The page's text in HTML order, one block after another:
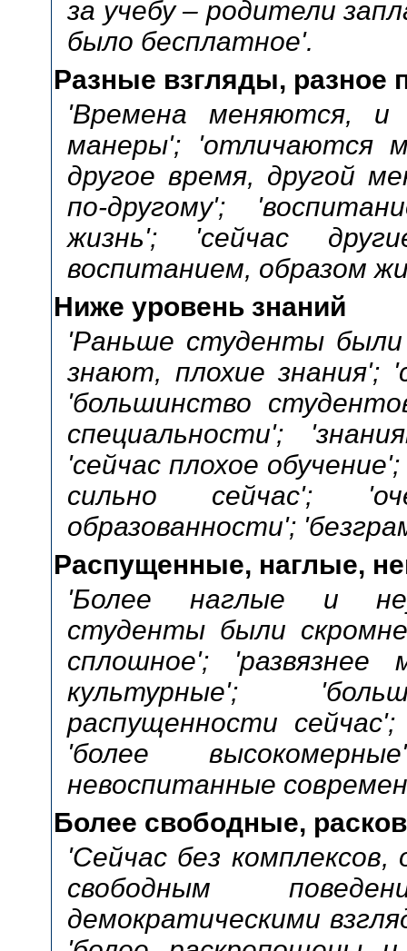
за учебу – родители
было бесплатное'.
Разные взгляды, разное
'Времена меняются, и
манеры'; 'отличаются
другое время, другой
по-другому';
жизнь'; 'сейчас
воспитанием, образом
Ниже уровень знаний
'Раньше студенты были
знают, плохие знания';
'большинство
специальности';
'сейчас плохое
сильно сейчас';
образованности';
Распущенные, наглые,
'Более наглые и
студенты были
сплошное';
культурные';
распущенности
'более
невоспитанные
Более свободные,
'Сейчас без комплексов,
свободным
демократическими